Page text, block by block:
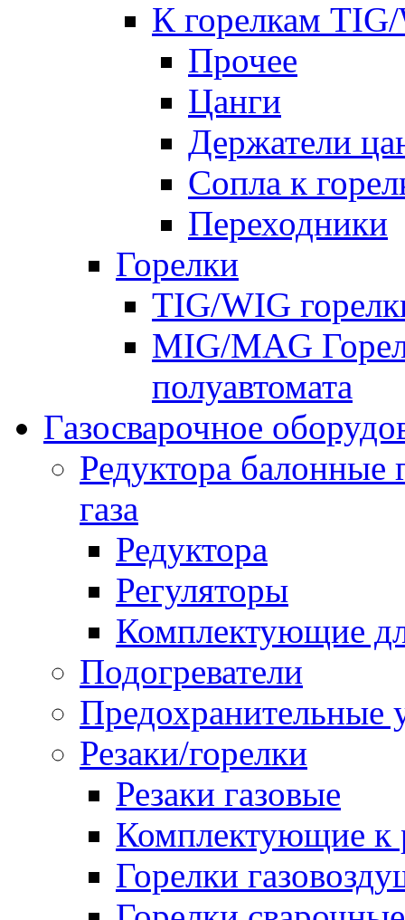
К горелкам
Прочее
Цанги
Держатели
Сопла к
Переходники
Горелки
TIG/WIG
MIG/MAG
полуавтомата
Газосварочное
Редуктора балонные
газа
Редуктора
Регуляторы
Комплектующие
Подогреватели
Предохранительные
Резаки/горелки
Резаки газовые
Комплектующие к
Горелки